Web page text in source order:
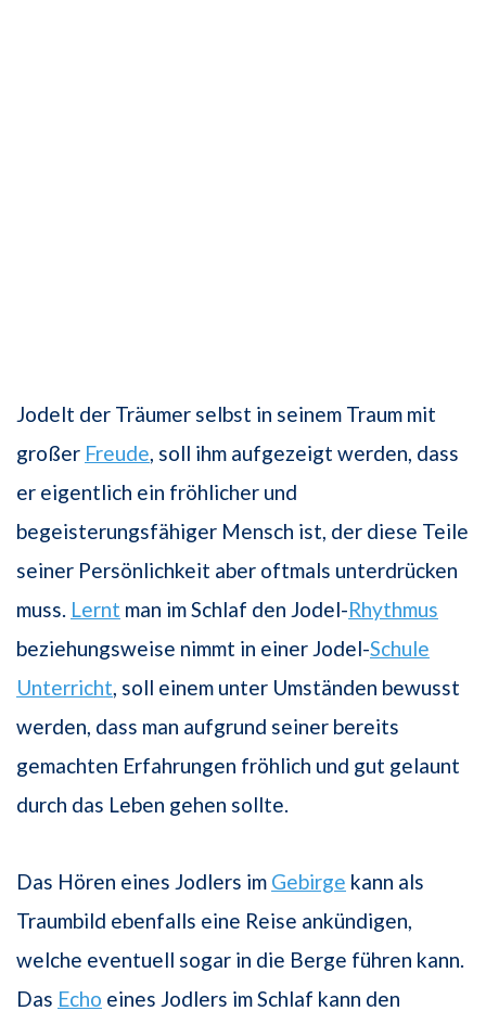
Jodelt der Träumer selbst in seinem Traum mit
großer Freude, soll ihm aufgezeigt werden, dass
er eigentlich ein fröhlicher und
begeisterungsfähiger Mensch ist, der diese Teile
seiner Persönlichkeit aber oftmals unterdrücken
muss. Lernt man im Schlaf den Jodel-Rhythmus
beziehungsweise nimmt in einer Jodel-Schule
Unterricht, soll einem unter Umständen bewusst
werden, dass man aufgrund seiner bereits
gemachten Erfahrungen fröhlich und gut gelaunt
durch das Leben gehen sollte.
Das Hören eines Jodlers im Gebirge kann als
Traumbild ebenfalls eine Reise ankündigen,
welche eventuell sogar in die Berge führen kann.
Das Echo eines Jodlers im Schlaf kann den